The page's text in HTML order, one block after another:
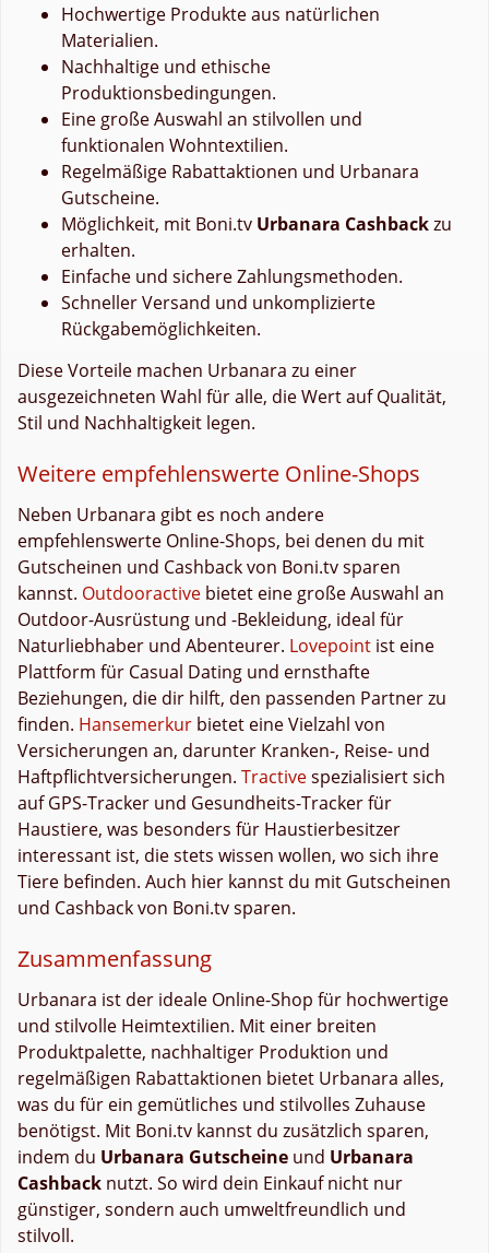
Hochwertige Produkte aus natürlichen
Materialien.
Nachhaltige und ethische
Produktionsbedingungen.
Eine große Auswahl an stilvollen und
funktionalen Wohntextilien.
Regelmäßige Rabattaktionen und Urbanara
Gutscheine.
Möglichkeit, mit Boni.tv Urbanara Cashbackzu
erhalten.
Einfache und sichere Zahlungsmethoden.
Schneller Versand und unkomplizierte
Rückgabemöglichkeiten.
Diese Vorteile machen Urbanara zu einer
ausgezeichneten Wahl für alle, die Wert auf Qualität,
Stil und Nachhaltigkeit legen.
Weitere empfehlenswerte Online-Shops
Neben Urbanara gibt es noch andere
empfehlenswerte Online-Shops, bei denen du mit
Gutscheinen und Cashback von Boni.tv sparen
kannst. Outdooractive bietet eine große Auswahl an
Outdoor-Ausrüstung und -Bekleidung, ideal für
Naturliebhaber und Abenteurer. Lovepoint ist eine
Plattform für Casual Dating und ernsthafte
Beziehungen, die dir hilft, den passenden Partner zu
finden. Hansemerkur bietet eine Vielzahl von
Versicherungen an, darunter Kranken-, Reise- und
Haftpflichtversicherungen. Tractivespezialisiert sich
auf GPS-Tracker und Gesundheits-Tracker für
Haustiere, was besonders für Haustierbesitzer
interessant ist, die stets wissen wollen, wo sich ihre
Tiere befinden. Auch hier kannst du mit Gutscheinen
und Cashback von Boni.tv sparen.
Zusammenfassung
Urbanara ist der ideale Online-Shop für hochwertige
und stilvolle Heimtextilien. Mit einer breiten
Produktpalette, nachhaltiger Produktion und
regelmäßigen Rabattaktionen bietet Urbanara alles,
was du für ein gemütliches und stilvolles Zuhause
benötigst. Mit Boni.tv kannst du zusätzlich sparen,
indem du Urbanara Gutscheine und Urbanara
Cashback nutzt. So wird dein Einkauf nicht nur
günstiger, sondern auch umweltfreundlich und
stilvoll.